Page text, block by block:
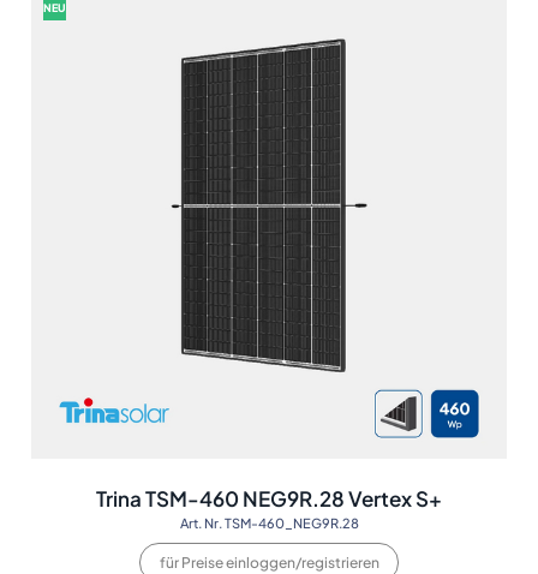
NEU
Trina TSM-460 NEG9R.28 Vertex S+
Art. Nr. TSM-460_NEG9R.28
für Preise einloggen/registrieren